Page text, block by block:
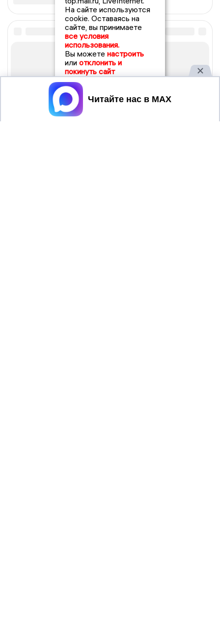
На сайте используются
cookie. Оставаясь на
сайте, вы принимаете
все условия
использования.
Вы можете настроить
или отклонить и
покинуть сайт
Принять